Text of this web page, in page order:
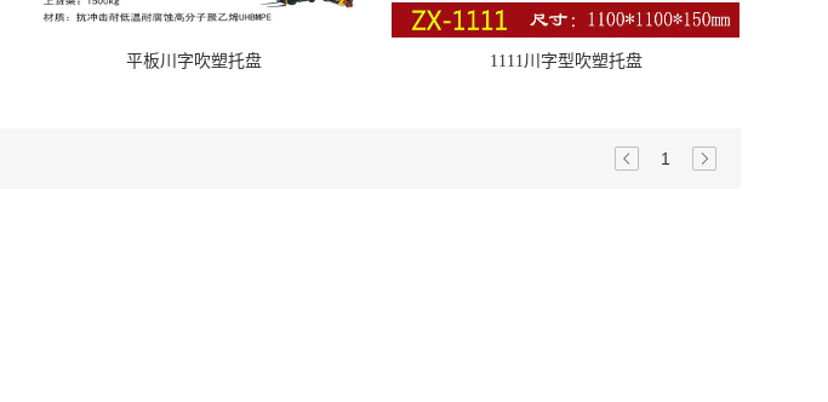
平板川字吹塑托盘 1111川字型吹塑托盘
1